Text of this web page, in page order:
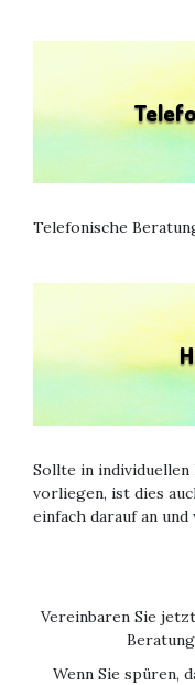
Telefonische
Sollte in individuellen
vorliegen, ist dies
einfach darauf an
Vereinbaren Sie
Wenn Sie spüren,